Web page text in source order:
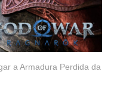
a Armadura Perdida da